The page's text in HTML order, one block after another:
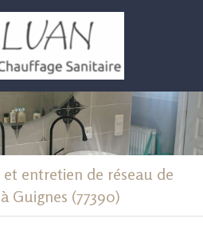
et entretien de réseau de
Guignes (77390)